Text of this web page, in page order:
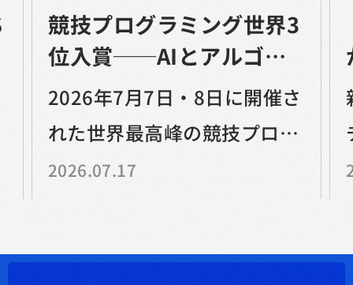
競技プログラミング世界3
位入賞──AIとアルゴリ
ズムが切り拓く、課題解
決の未来
2026年7月7日・8日に開催さ
れた世界最高峰の競技プログ
ラミング大会「AtCoder
2026.07.17